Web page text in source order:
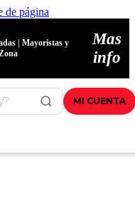
de página
| Mayoristas y
Mas
info
MI CUENTA